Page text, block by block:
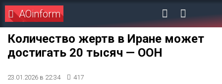
AOinform
Количество жертв в Иране может
достигать 20 тысяч — ООН
23.01.2026 в 22:34 417